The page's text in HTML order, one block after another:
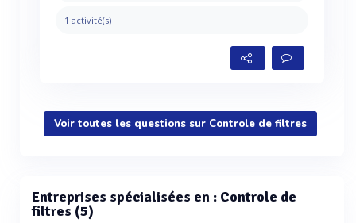
1 activité(s)
Voir toutes les questions sur Controle de filtres
Entreprises spécialisées en : Controle de
filtres (5)